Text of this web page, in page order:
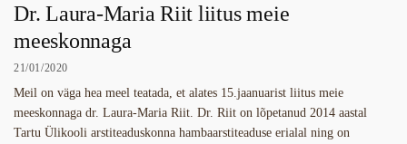
Dr. Laura-Maria Riit liitus meie
meeskonnaga
21/01/2020
Meil on väga hea meel teatada, et alates 15.jaanuarist liitus meie
meeskonnaga dr. Laura-Maria Riit. Dr. Riit on lõpetanud 2014 aastal
Tartu Ülikooli arstiteaduskonna hambaarstiteaduse erialal ning on